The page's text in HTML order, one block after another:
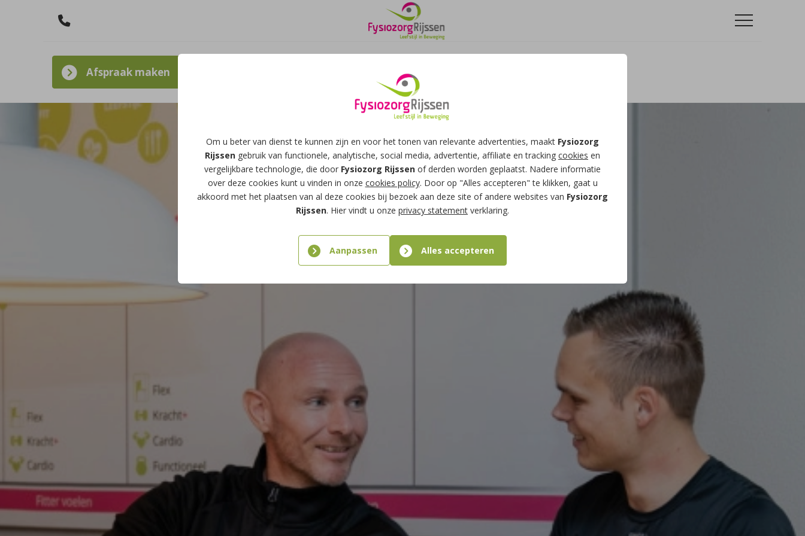
Om u beter van dienst te kunnen zijn en voor het tonen van relevante advertenties, maakt Fysiozorg
Rijssen gebruik van functionele, analytische, social media, advertentie, affiliate en tracking cookies en
vergelijkbare technologie, die door Fysiozorg Rijssen of derden worden geplaatst. Nadere informatie
over deze cookies kunt u vinden in onze cookies policy. Door op "Alles accepteren" te klikken, gaat u
akkoord met het plaatsen van al deze cookies bij bezoek aan deze site of andere websites van Fysiozorg
Rijssen. Hier vindt u onze privacy statement verklaring.
Aanpassen Alles accepteren
Afspraak maken